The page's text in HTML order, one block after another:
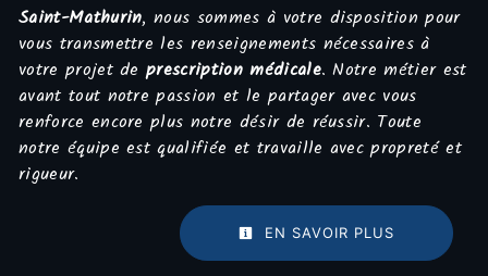
Saint-Mathurin, nous sommes à votre disposition pour
vous transmettre les renseignements nécessaires à
votre projet deprescription médicale. Notre métier est
avant tout notre passion et le partager avec vous
renforce encore plus notre désir de réussir. Toute
notre équipe est qualifiée et travaille avec propreté et
rigueur.
EN SAVOIR PLUS